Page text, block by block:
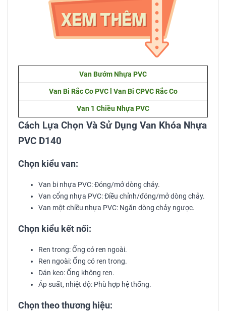
Van Bướm Nhựa PVC
Van Bi Rắc Co PVC l Van Bi CPVC Rắc Co
Van 1 Chiều Nhựa PVC
Cách Lựa Chọn Và Sử Dụng Van Khóa Nhựa
PVC D140
Chọn kiểu van:
Van bi nhựa PVC: Đóng/mở dòng chảy.
Van cổng nhựa PVC: Điều chỉnh/đóng/mở dòng chảy.
Van một chiều nhựa PVC: Ngăn dòng chảy ngược.
Chọn kiểu kết nối:
Ren trong: Ống có ren ngoài.
Ren ngoài: Ống có ren trong.
Dán keo: Ống không ren.
Áp suất, nhiệt độ: Phù hợp hệ thống.
Chọn theo thương hiệu: